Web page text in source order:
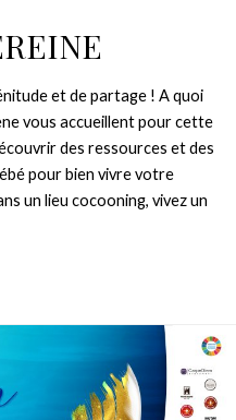
et de partage ! A quoi
vous accueillent pour cette
des ressources et des
pour bien vivre votre
un lieu cocooning, vivez un